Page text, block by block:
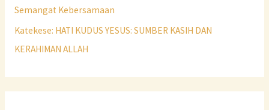
Semangat Kebersamaan
Katekese: HATI KUDUS YESUS: SUMBER KASIH DAN
KERAHIMAN ALLAH